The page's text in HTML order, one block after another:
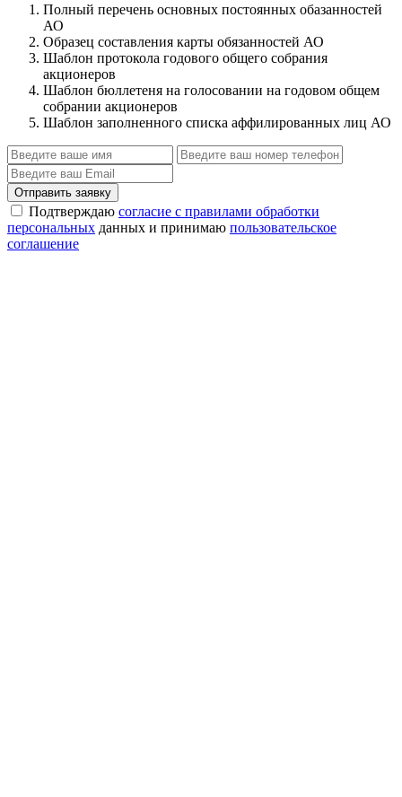
Полный перечень основных постоянных обазанностей
АО
Образец составления карты обязанностей АО
Шаблон протокола годового общего собрания
акционеров
Шаблон бюллетеня на голосовании на годовом общем
собрании акционеров
Шаблон заполненного списка аффилированных лиц АО
Отправить заявку
Подтверждаю согласие с правилами обработки
персональных данных и принимаю пользовательское
соглашение